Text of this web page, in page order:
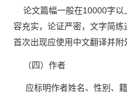
论文篇幅一般在10000字以
容充实，论证严密，文字简
首次出现应使用中文翻译并附
（四）作者
应标明作者姓名、性别、籍